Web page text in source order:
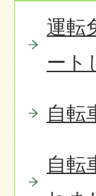
運転
ート
自転
自転